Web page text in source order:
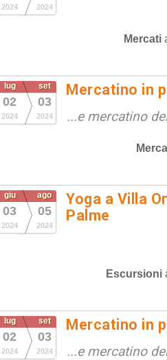
2024 2024
Mercati
lug
02
2024
set
03
2024
Mercatino in
...e mercatino
giu
03
2024
ago
05
2024
Yoga a Villa
Palme
Escursioni
lug
02
2024
set
03
2024
Mercatino in
...e mercatino